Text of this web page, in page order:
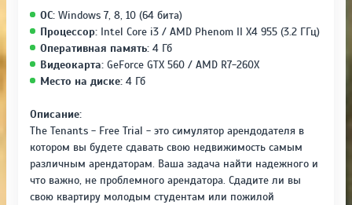
ОС: Windows 7, 8, 10 (64 бита)
Процессор: Intel Core i3 / AMD Phenom II X4 955 (3.2 ГГц)
Оперативная память: 4 Гб
Видеокарта: GeForce GTX 560 / AMD R7-260X
Место на диске: 4 Гб
Описание:
The Tenants - Free Trial - это симулятор арендодателя в
котором вы будете сдавать свою недвижимость самым
различным арендаторам. Ваша задача найти надежного и
что важно, не проблемного арендатора. Сдадите ли вы
свою квартиру молодым студентам или пожилой